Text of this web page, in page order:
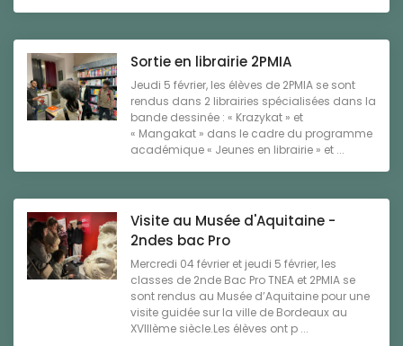
Sortie en librairie 2PMIA
Jeudi 5 février, les élèves de 2PMIA se sont
rendus dans 2 librairies spécialisées dans la
bande dessinée : « Krazykat » et
« Mangakat » dans le cadre du programme
académique « Jeunes en librairie » et ...
Visite au Musée d'Aquitaine -
2ndes bac Pro
Mercredi 04 février et jeudi 5 février, les
classes de 2nde Bac Pro TNEA et 2PMIA se
sont rendus au Musée d’Aquitaine pour une
visite guidée sur la ville de Bordeaux au
XVIIIème siècle.Les élèves ont p ...